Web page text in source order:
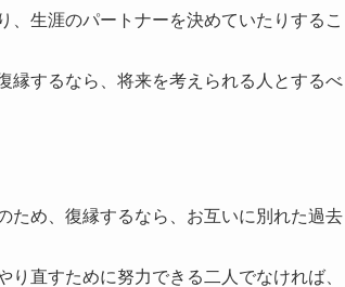
、生涯のパートナーを決めていたりするこ
縁するなら、将来を考えられる人とするべ
ため、復縁するなら、お互いに別れた過去
直すために努力できる二人でなければ、